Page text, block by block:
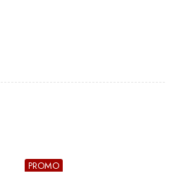
PROMO